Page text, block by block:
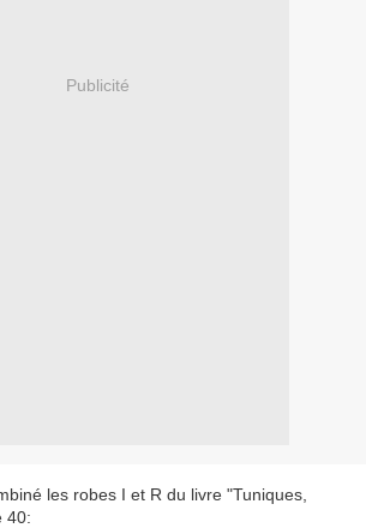
Publicité
les robes I et R du livre "Tuniques,
40: